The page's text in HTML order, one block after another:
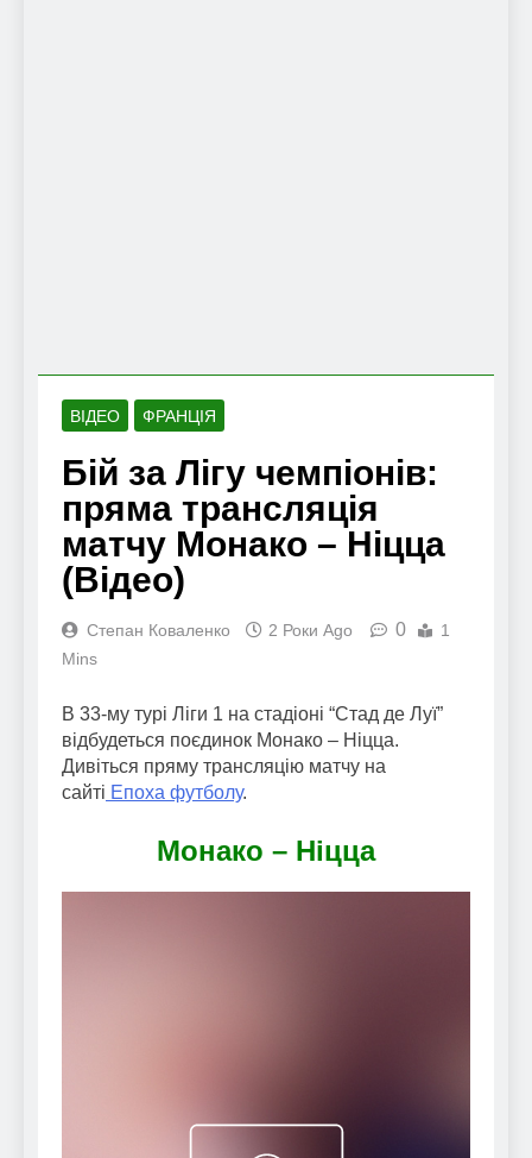
ВІДЕО ФРАНЦІЯ
Бій за Лігу чемпіонів:
пряма трансляція
матчу Монако – Ніцца
(Відео)
Степан Коваленко 2 Роки Ago 0
1
Mins
В 33-му турі Ліги 1 на стадіоні “Стад де Луї”
відбудеться поєдинок Монако – Ніцца.
Дивіться пряму трансляцію матчу на
сайті Епоха футболу.
Монако – Ніцца